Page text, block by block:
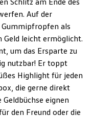
Auf der
als
Geld leicht ermöglicht.
um das Ersparte zu
nutzbar! Er toppt
Highlight für jeden
die gerne direkt
eignen
den Freund oder die